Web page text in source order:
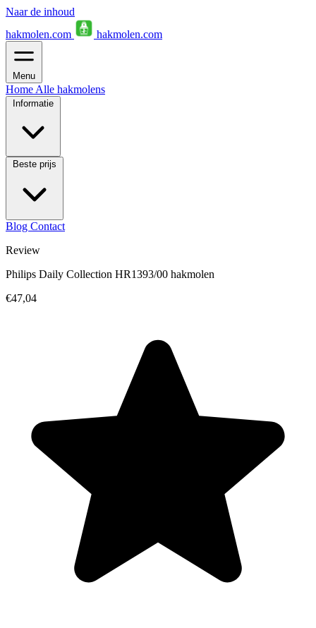
Naar de inhoud
hakmolen.com
hakmolen.com
Menu
Home Alle hakmolens
Informatie
Beste prijs
Blog Contact
Review
Philips Daily Collection HR1393/00 hakmolen
€47,04